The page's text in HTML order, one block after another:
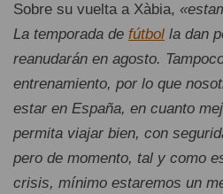
Sobre su vuelta a Xàbia,
La temporada de fútbol la dan
reanudarán en agosto.
entrenamiento, por lo que
estar en España, en cuanto
permita viajar bien, con
pero de momento, tal y como
crisis, mínimo estaremos un